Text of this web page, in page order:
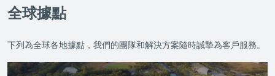
全球據點
下列為全球各地據點，我們的團隊和解決方案隨時誠摯為客戶服務。